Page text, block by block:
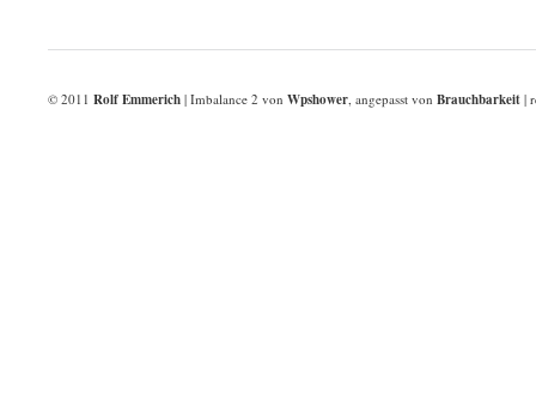
© 2011 Rolf Emmerich | Imbalance 2 von Wpshower, angepasst von Brauchbarkeit |